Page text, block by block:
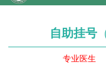
自助挂号
专业医生